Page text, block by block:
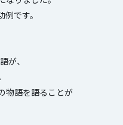
です。
が、
物語を語ることが